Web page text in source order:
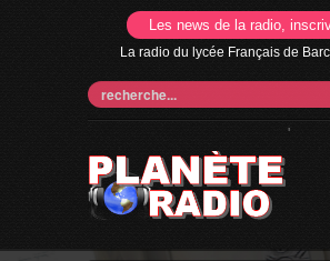
Les news de la radio,
La radio du lycée Français de
'